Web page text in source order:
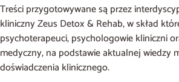
Treści przygotowywane są przez
kliniczny Zeus Detox & Rehab, w skład
psychoterapeuci, psychologowie kliniczni
medyczny, na podstawie aktualnej wiedzy
doświadczenia klinicznego.